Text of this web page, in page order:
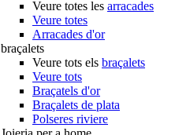
Veure totes les arracades
Veure totes
Arracades d'or
braçalets
Veure tots els braçalets
Veure tots
Braçatels d'or
Braçalets de plata
Polseres riviere